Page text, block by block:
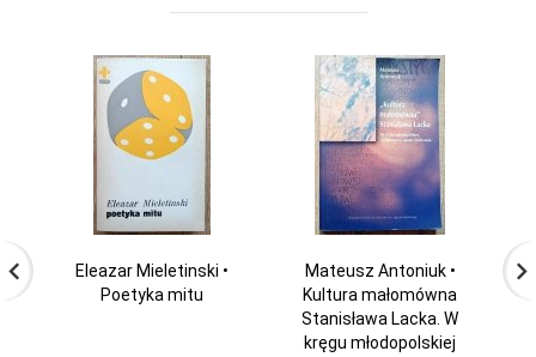
Eleazar Mieletinski •
Poetyka mitu
Mateusz Antoniuk •
Kultura małomówna
Stanisława Lacka. W
kręgu młodopolskiej